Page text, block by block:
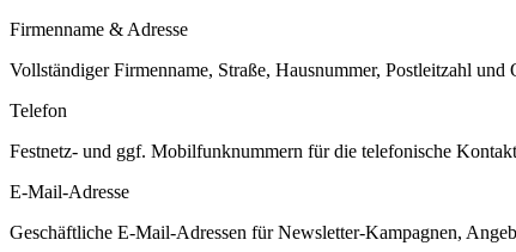
Firmenname & Adresse
Vollständiger Firmenname, Straße, Hausnummer, Postleitzahl
Telefon
Festnetz- und ggf. Mobilfunknummern für die telefonische
E-Mail-Adresse
Geschäftliche E-Mail-Adressen für Newsletter-Kampagnen,